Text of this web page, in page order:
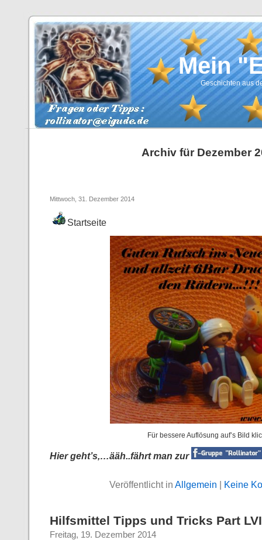
Mein
Geschichten aus
Archiv für Dezember
Mittwoch, 31. Dezember 2014
Startseite
Für bessere Auflösung auf’s Bild
Hier geht’s,…ääh..fährt man zur
Veröffentlicht in Allgemein | Keine
Hilfsmittel Tipps und Tricks Part
Freitag, 19. Dezember 2014